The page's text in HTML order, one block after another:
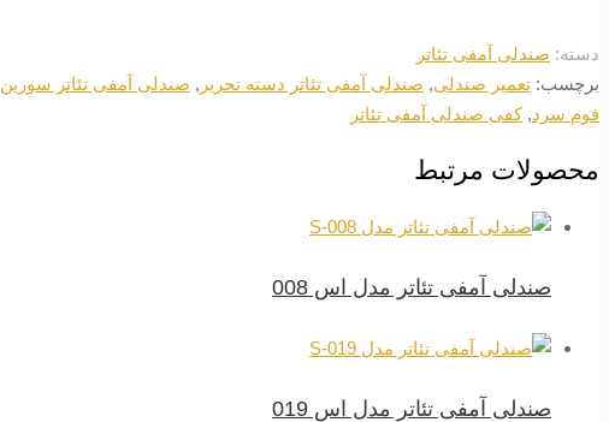
دسته: صندلی آمفی تئاتر
برچسب: تعمیر صندلی, صندلی آمفی تئاتر دسته تحریر , صندلی آمفی تئاتر سورین
فوم سرد,کفی صندلی آمفی تئاتر
محصولات مرتبط
صندلی آمفی تئاتر مدل اس 008
صندلی آمفی تئاتر مدل اس 019